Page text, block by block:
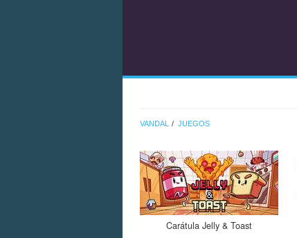
VANDAL JUEGOS
Carátula Jelly & Toast